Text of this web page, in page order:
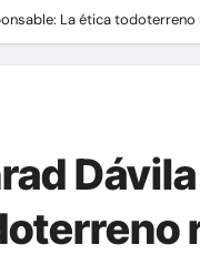
La ética